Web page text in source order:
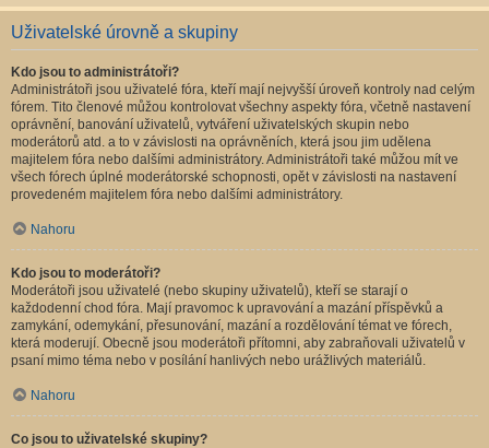
Uživatelské úrovně a skupiny
Kdo jsou to administrátoři?
Administrátoři jsou uživatelé fóra, kteří mají nejvyšší úroveň kontroly nad celým
fórem. Tito členové můžou kontrolovat všechny aspekty fóra, včetně nastavení
oprávnění, banování uživatelů, vytváření uživatelských skupin nebo
moderátorů atd. a to v závislosti na oprávněních, která jsou jim udělena
majitelem fóra nebo dalšími administrátory. Administrátoři také můžou mít ve
všech fórech úplné moderátorské schopnosti, opět v závislosti na nastavení
provedeném majitelem fóra nebo dalšími administrátory.
Nahoru
Kdo jsou to moderátoři?
Moderátoři jsou uživatelé (nebo skupiny uživatelů), kteří se starají o
každodenní chod fóra. Mají pravomoc k upravování a mazání příspěvků a
zamykání, odemykání, přesunování, mazání a rozdělování témat ve fórech,
která moderují. Obecně jsou moderátoři přítomni, aby zabraňovali uživatelů v
psaní mimo téma nebo v posílání hanlivých nebo urážlivých materiálů.
Nahoru
Co jsou to uživatelské skupiny?